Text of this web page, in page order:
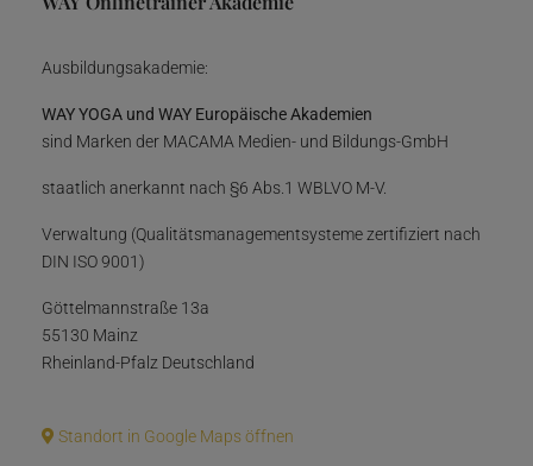
Ausbildungsakademie:
WAY YOGA und WAY Europäische Akademien
sind Marken der MACAMA Medien- und Bildungs-GmbH
staatlich anerkannt nach §6 Abs.1 WBLVO M-V.
Verwaltung (Qualitätsmanagementsysteme zertifiziert nach
DIN ISO 9001)
Göttelmannstraße 13a
55130 Mainz
Rheinland-Pfalz Deutschland
Standort in Google Maps öffnen